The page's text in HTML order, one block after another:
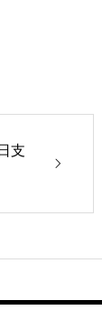
支